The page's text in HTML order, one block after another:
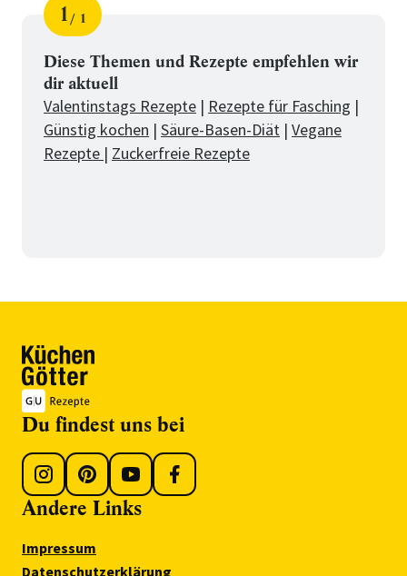
Schritt
1
von
1
für
Beliebte
Suchbegriffe
Diese Themen und Rezepte empfehlen wir
dir aktuell
Valentinstags Rezepte | Rezepte für Fasching |
Günstig kochen | Säure-Basen-Diät | Vegane
Rezepte | Zuckerfreie Rezepte
Du findest uns bei
Andere Links
Impressum
Datenschutzerklärung